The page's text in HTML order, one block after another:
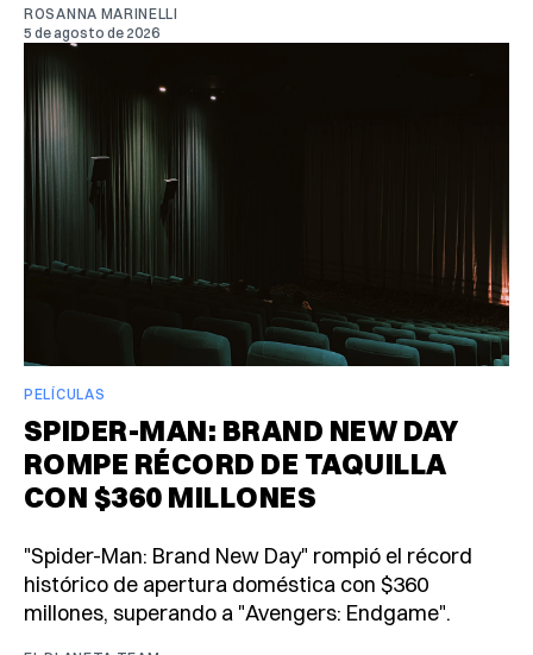
ROSANNA MARINELLI
5 de agosto de 2026
PELÍCULAS
SPIDER-MAN: BRAND NEW DAY
ROMPE RÉCORD DE TAQUILLA
CON $360 MILLONES
"Spider-Man: Brand New Day" rompió el récord
histórico de apertura doméstica con $360
millones, superando a "Avengers: Endgame".